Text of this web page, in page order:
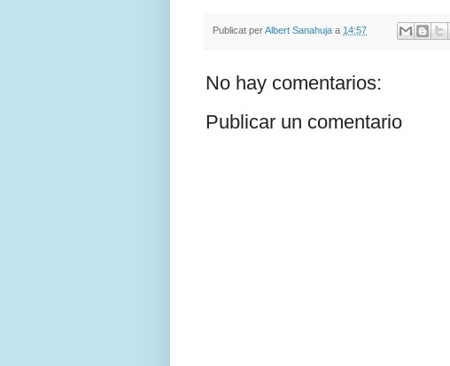
Publicat perAlbert Sanahuja a 14:57
No hay comentarios:
Publicar un comentario